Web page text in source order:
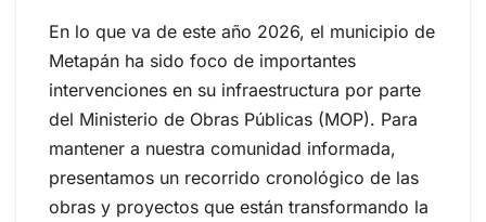
En lo que va de este año 2026, el municipio de
Metapán ha sido foco de importantes
intervenciones en su infraestructura por parte
del Ministerio de Obras Públicas (MOP). Para
mantener a nuestra comunidad informada,
presentamos un recorrido cronológico de las
obras y proyectos que están transformando la